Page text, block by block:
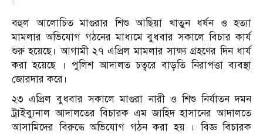
বহুল আলোচিত মাগুরার শিশু আছিয়া খাতুন ধর্ষন ও হত্যা
মামলার অভিযোগ গঠনের মাধ্যমে বুধবার সকালে বিচার কার্য
শুরু হয়েছে। আগামী ২৭ এপ্রিল মামলার সাক্ষ্য গ্রহণের দিন ধার্য
করা হয়েছে । পুলিশ আদালত চত্বরে বাড়তি নিরাপত্তা ব্যবস্থা
জোরদার করে।
২৩ এপ্রিল বুধবার সকালে মাগুরা নারী ও শিশু নির্যাতন দমন
ট্রাইব্যুনাল আদালতের বিচারক এম জাহিদ হাসানের আদালতে
আসামিদের বিরুদ্ধে অভিযোগ গঠন করা হয় । বিজ্ঞ বিচারক